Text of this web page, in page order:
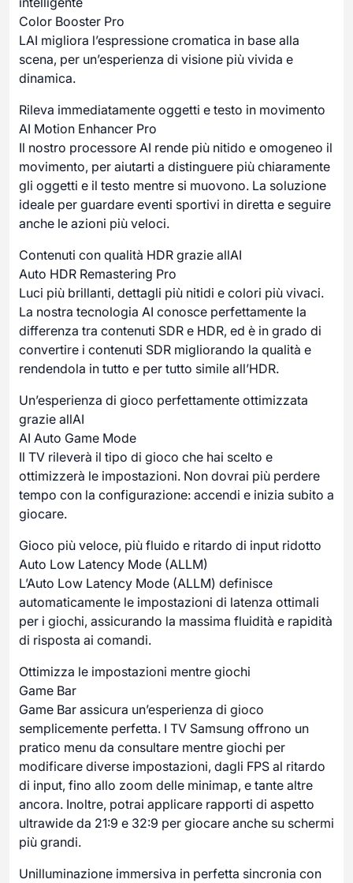
Color Booster Pro
LAI migliora l’espressione cromatica in base alla
scena, per un’esperienza di visione più vivida e
dinamica.
Rileva immediatamente oggetti e testo in movimento
AI Motion Enhancer Pro
Il nostro processore AI rende più nitido e omogeneo il
movimento, per aiutarti a distinguere più chiaramente
gli oggetti e il testo mentre si muovono. La soluzione
ideale per guardare eventi sportivi in diretta e seguire
anche le azioni più veloci.
Contenuti con qualità HDR grazie allAI
Auto HDR Remastering Pro
Luci più brillanti, dettagli più nitidi e colori più vivaci.
La nostra tecnologia AI conosce perfettamente la
differenza tra contenuti SDR e HDR, ed è in grado di
convertire i contenuti SDR migliorando la qualità e
rendendola in tutto e per tutto simile all’HDR.
Un’esperienza di gioco perfettamente ottimizzata
grazie allAI
AI Auto Game Mode
Il TV rileverà il tipo di gioco che hai scelto e
ottimizzerà le impostazioni. Non dovrai più perdere
tempo con la configurazione: accendi e inizia subito a
giocare.
Gioco più veloce, più fluido e ritardo di input ridotto
Auto Low Latency Mode (ALLM)
L’Auto Low Latency Mode (ALLM) definisce
automaticamente le impostazioni di latenza ottimali
per i giochi, assicurando la massima fluidità e rapidità
di risposta ai comandi.
Ottimizza le impostazioni mentre giochi
Game Bar
Game Bar assicura un’esperienza di gioco
semplicemente perfetta. I TV Samsung offrono un
pratico menu da consultare mentre giochi per
modificare diverse impostazioni, dagli FPS al ritardo
di input, fino allo zoom delle minimap, e tante altre
ancora. Inoltre, potrai applicare rapporti di aspetto
ultrawide da 21:9 e 32:9 per giocare anche su schermi
più grandi.
Unilluminazione immersiva in perfetta sincronia con